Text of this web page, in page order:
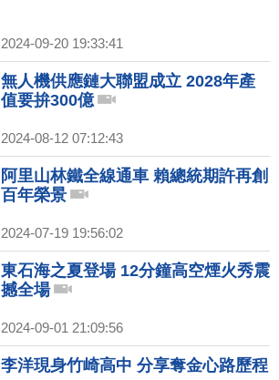
2024-09-20 19:33:41
無人機供應鏈大聯盟成立 2028年產
值要拚300億
2024-08-12 07:12:43
阿里山林鐵全線通車 賴總統期許再創
百年榮景
2024-07-19 19:56:02
東石海之夏登場 12分鐘高空煙火秀震
撼全場
2024-09-01 21:09:56
李洋現身竹崎高中 分享奪金心路歷程